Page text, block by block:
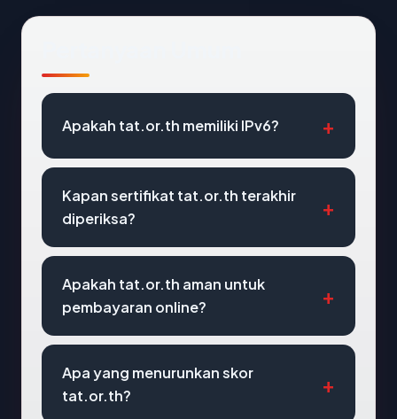
Apakah tat.or.th memiliki IPv6?
Kapan sertifikat tat.or.th terakhir
diperiksa?
Apakah tat.or.th aman untuk
pembayaran online?
Apa yang menurunkan skor
tat.or.th?